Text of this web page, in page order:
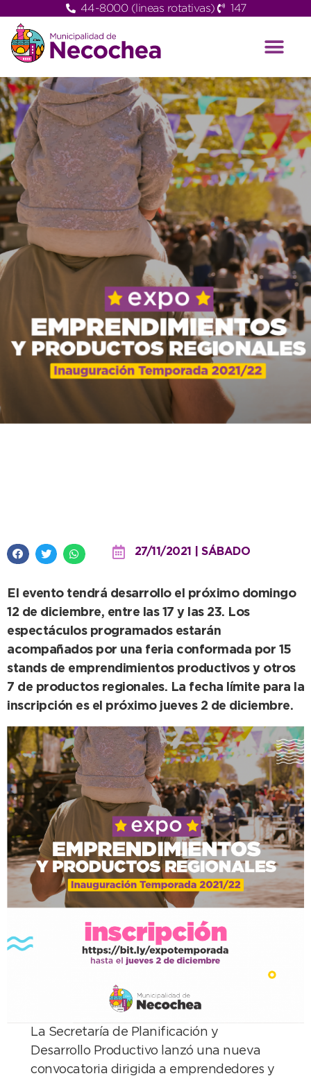
44-8000 (lineas rotativas) 147
27/11/2021 | SÁBADO
El evento tendrá desarrollo el próximo domingo
12 de diciembre, entre las 17 y las 23. Los
espectáculos programados estarán
acompañados por una feria conformada por 15
stands de emprendimientos productivos y otros
7 de productos regionales. La fecha límite para la
inscripción es el próximo jueves 2 de diciembre.
La Secretaría de Planificación y
Desarrollo Productivo lanzó una nueva
convocatoria dirigida a emprendedores y